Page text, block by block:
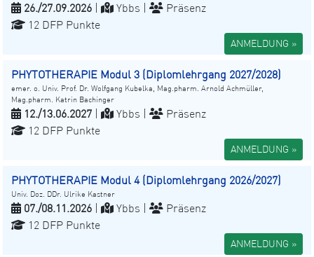
26./27.09.2026 Ybbs |
Präsenz
12 DFP Punkte
ANMELDUNG »
PHYTOTHERAPIE Modul 3 (Diplomlehrgang 2027/2028)
emer. o. Univ. Prof. Dr. Wolfgang Kubelka, Mag.pharm. Arnold Achmüller,
Mag.pharm. Katrin Bachinger
12./13.06.2027 Ybbs |
Präsenz
12 DFP Punkte
ANMELDUNG »
PHYTOTHERAPIE Modul 4 (Diplomlehrgang 2026/2027)
Univ. Doz. DDr. Ulrike Kastner
07./08.11.2026 Ybbs |
Präsenz
12 DFP Punkte
ANMELDUNG »